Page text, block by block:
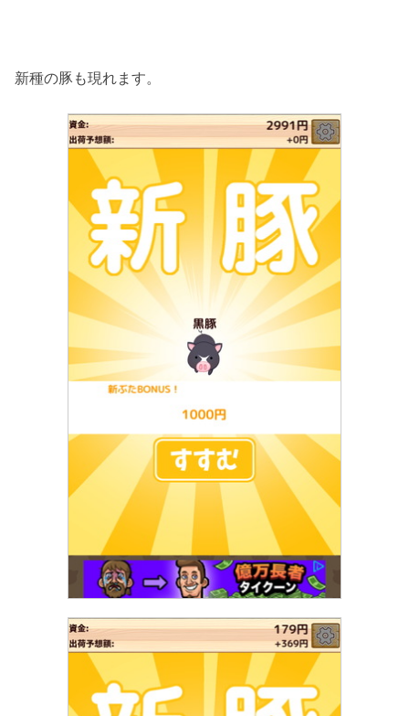
新種の豚も現れます。